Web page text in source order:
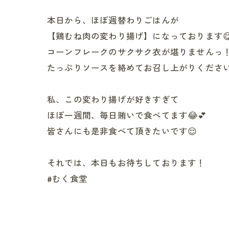
本日から、ほぼ週替わりごはんが
【鶏むね肉の変わり揚げ】になっております
コーンフレークのサクサク衣が堪りませんっ！
たっぷりソースを絡めてお召し上がりくださ
私、この変わり揚げが好きすぎて
ほぼ一週間、毎日賄いで食べてます😂💕
皆さんにも是非食べて頂きたいです😌
それでは、本日もお待ちしております！
#むく食堂